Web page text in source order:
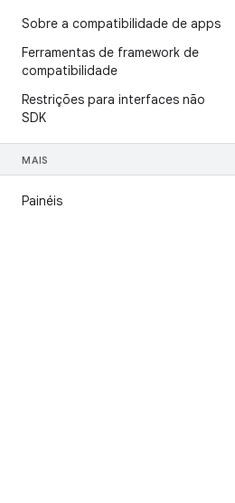
Sobre a compatibilidade de apps
Ferramentas de framework de
compatibilidade
Restrições para interfaces não
SDK
MAIS
Painéis